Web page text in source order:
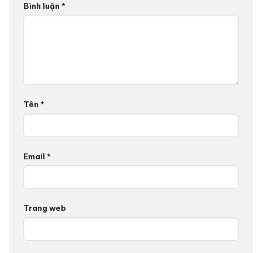
Bình luận *
Tên *
Email *
Trang web